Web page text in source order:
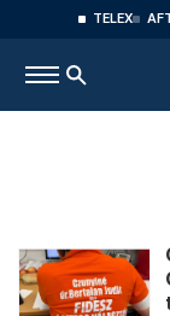
TELEX